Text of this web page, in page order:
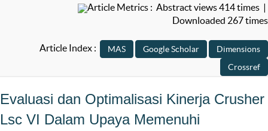
Article Metrics : Abstract views 414 times |
Downloaded 267 times
Article Index :
Evaluasi dan Optimalisasi Kinerja Crusher
Lsc VI Dalam Upaya Memenuhi